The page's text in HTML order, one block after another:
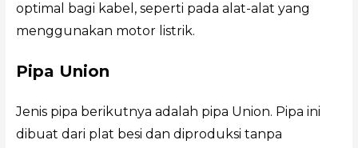
optimal bagi kabel, seperti pada alat-alat yang
menggunakan motor listrik.
Pipa Union
Jenis pipa berikutnya adalah pipa Union. Pipa ini
dibuat dari plat besi dan diproduksi tanpa